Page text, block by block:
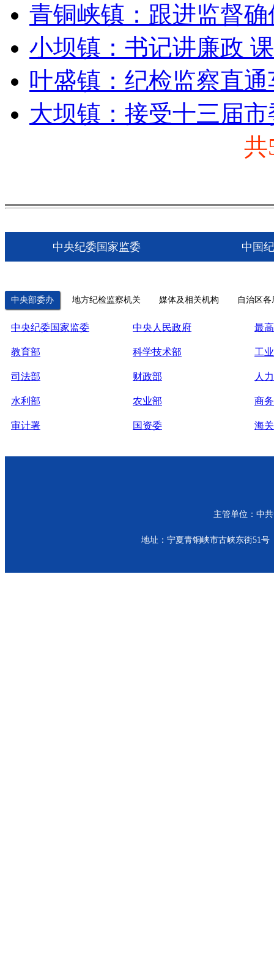
青铜峡镇：跟进监督
小坝镇：书记讲廉政
叶盛镇：纪检监察直
大坝镇：接受十三届
共
中央纪委国家监委 中国
中央部委办 地方纪检监察机关 媒体及相关机构 自治区
中央纪委国家监委 中央人民政府 最
教育部 科学技术部 工
司法部 财政部 人
水利部 农业部 商
审计署 国资委 海
主管单位：中
地址：宁夏青铜峡市古峡东街51